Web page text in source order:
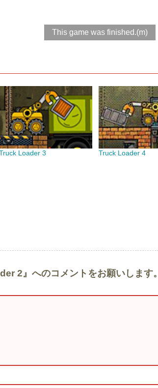
This game was finished.(m)
Loader 3 Truck Loader 4
2』へのコメントをお願いします。